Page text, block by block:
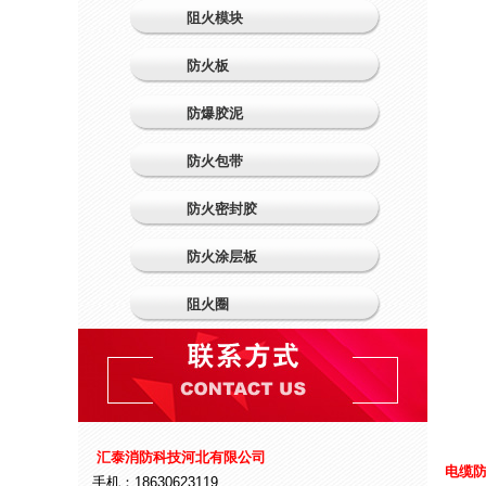
阻火模块
防火板
防爆胶泥
防火包带
防火密封胶
防火涂层板
阻火圈
汇泰消防科技河北有限公司
手机：18630623119
电缆